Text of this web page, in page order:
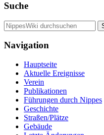
Suche
Navigation
Hauptseite
Aktuelle Ereignisse
Verein
Publikationen
Führungen durch Nippes
Geschichte
Straßen/Plätze
Gebäude